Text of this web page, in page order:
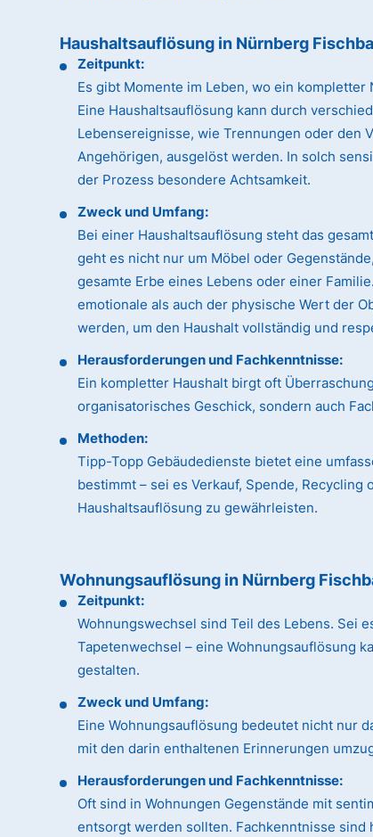
Haushaltsauflösung in Nürnberg
Zeitpunkt:
Es gibt Momente im Leben, wo ein kompletter
Eine Haushaltsauflösung kann durch
Lebensereignisse, wie Trennungen oder den
Angehörigen, ausgelöst werden. In solch
der Prozess besondere Achtsamkeit.
Zweck und Umfang:
Bei einer Haushaltsauflösung steht das
geht es nicht nur um Möbel oder
gesamte Erbe eines Lebens oder einer
emotionale als auch der physische Wert der
werden, um den Haushalt vollständig und
Herausforderungen und Fachkenntnisse:
Ein kompletter Haushalt birgt oft
organisatorisches Geschick, sondern auch
Methoden:
Tipp-Topp Gebäudedienste bietet eine
bestimmt – sei es Verkauf, Spende,
Haushaltsauflösung zu gewährleisten.
Wohnungsauflösung in Nürnberg
Zeitpunkt:
Wohnungswechsel sind Teil des Lebens. Sei
Tapetenwechsel – eine Wohnungsauflösung
gestalten.
Zweck und Umfang:
Eine Wohnungsauflösung bedeutet nicht nur
mit den darin enthaltenen Erinnerungen
Herausforderungen und Fachkenntnisse:
Oft sind in Wohnungen Gegenstände mit
entsorgt werden sollten. Fachkenntnisse